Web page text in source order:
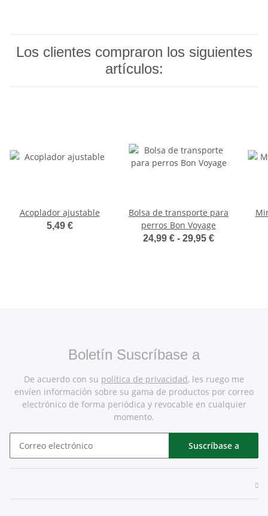
Los clientes compraron los siguientes
artículos:
Acoplador ajustable
5,49 €
Bolsa de transporte para
perros Bon Voyage
24,99 € - 29,95 €
Boletín Suscríbase a
De acuerdo con su política de privacidad, les ruego me
envíen información sobre su gama de productos por correo
electrónico de forma periódica y revocable en cualquier
momento.
Suscríbase a